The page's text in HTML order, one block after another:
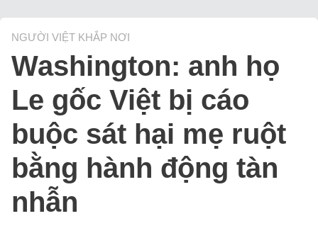
NGƯỜI VIỆT KHẮP NƠI
Washington: anh họ
Le gốc Việt bị cáo
buộc sát hại mẹ ruột
bằng hành động tàn
nhẫn